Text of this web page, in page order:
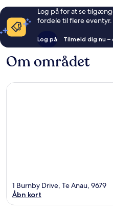
Log på for at se
fordele til flere eventyr.
Log på Tilmeld dig nu
Om området
1 Burnby Drive, Te Anau, 9679
Åbn kort